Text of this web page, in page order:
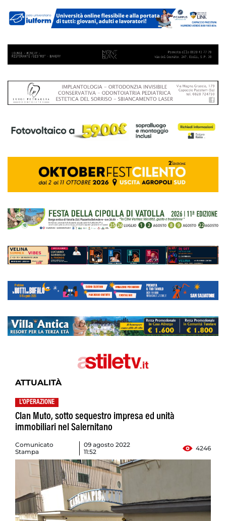
ATTUALITÀ
L'OPERAZIONE
Clan Muto, sotto sequestro impresa ed unità
immobiliari nel Salernitano
Comunicato
Stampa
09 agosto 2022
11:52
4246